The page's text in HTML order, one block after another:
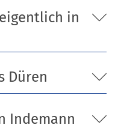
in
Düren
Indemann